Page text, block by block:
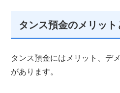
タンス預金のメリット
タンス預金にはメリット、デ
があります。